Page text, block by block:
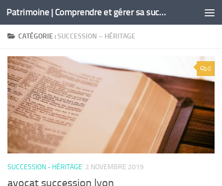
Skip to content Patrimoine | Comprendre et gérer sa succession
CATÉGORIE :SUCCESSION – HÉRITAGE
0
SUCCESSION - HÉRITAGE 2 NOVEMBRE 2019
avocat succession lyon